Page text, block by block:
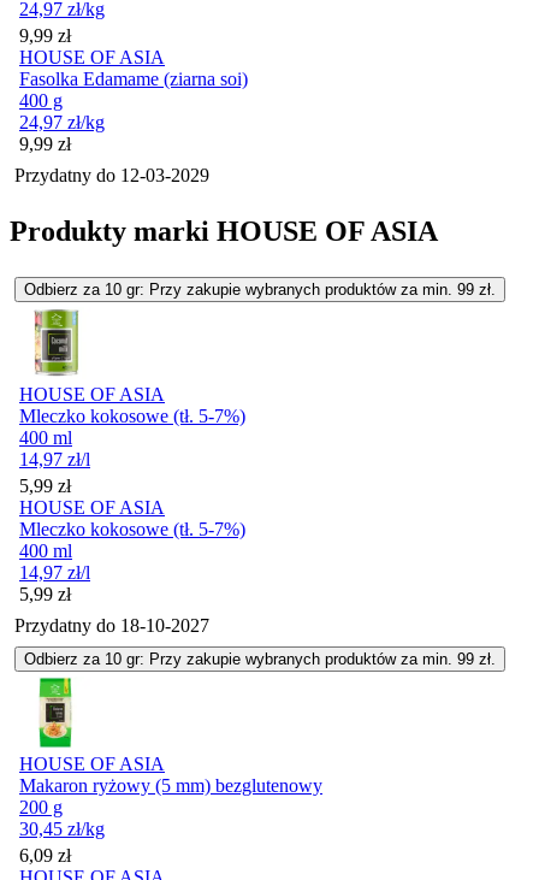
24,97 zł/kg
Cena
9,99 zł
HOUSE OF ASIA
Fasolka Edamame (ziarna soi)
400 g
24,97 zł/kg
Cena
9,99 zł
Przydatny do 12-03-2029
Produkty marki HOUSE OF ASIA
Odbierz za 10 gr: Przy zakupie wybranych produktów za min. 99 zł.
HOUSE OF ASIA
Mleczko kokosowe (tł. 5-7%)
400 ml
14,97 zł/l
Cena
5,99 zł
HOUSE OF ASIA
Mleczko kokosowe (tł. 5-7%)
400 ml
14,97 zł/l
Cena
5,99 zł
Przydatny do 18-10-2027
Odbierz za 10 gr: Przy zakupie wybranych produktów za min. 99 zł.
HOUSE OF ASIA
Makaron ryżowy (5 mm) bezglutenowy
200 g
30,45 zł/kg
Cena
6,09 zł